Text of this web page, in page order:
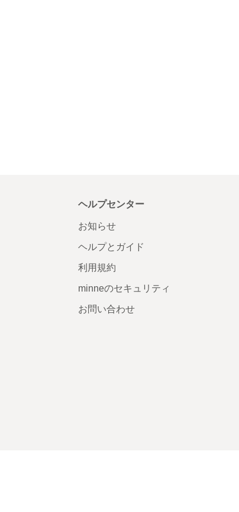
ヘルプセンター
お知らせ
ヘルプとガイド
利用規約
minneのセキュリティ
お問い合わせ